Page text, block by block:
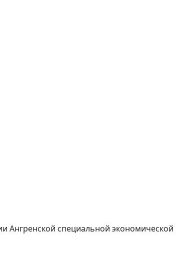
Ангренской специальной экономической